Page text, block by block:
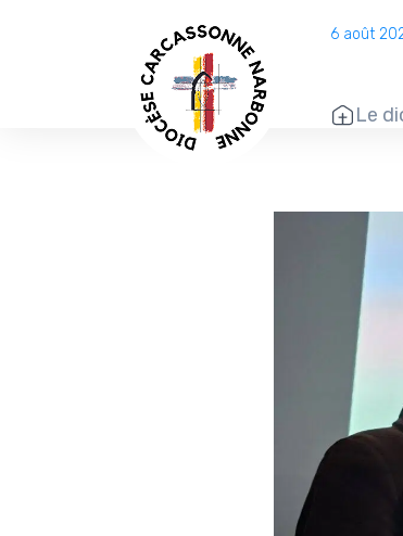
6 août
Le